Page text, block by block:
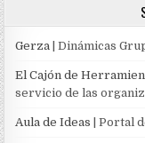
Gerza | Dinámicas
El Cajón de
servicio de las
Aula de Ideas | Portal